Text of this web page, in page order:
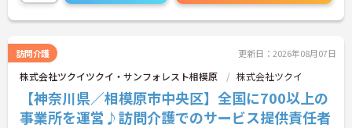
訪問介護 更新日：2026年08月07日
株式会社ツクイツクイ・サンフォレスト相模原 株式会社ツクイ
【神奈川県／相模原市中央区】全国に700以上の
事業所を運営♪訪問介護でのサービス提供責任者